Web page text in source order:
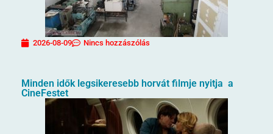
2026-08-09 Nincs hozzászólás
Minden idők legsikeresebb horvát filmje nyitja a
CineFestet